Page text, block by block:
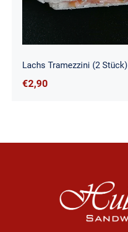
Lachs Tramezzini (2 Stück)
€2,90